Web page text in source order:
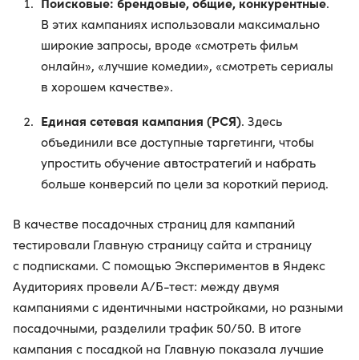
В этих кампаниях использовали максимально
широкие запросы, вроде «смотреть фильм
онлайн», «лучшие комедии», «смотреть сериалы
в хорошем качестве».
Единая сетевая кампания (РСЯ). Здесь
объединили все доступные таргетинги, чтобы
упростить обучение автостратегий и набрать
больше конверсий по цели за короткий период.
В качестве посадочных страниц для кампаний
тестировали Главную страницу сайта и страницу
с подписками. С помощью Экспериментов в Яндекс
Аудиториях провели А/Б-тест: между двумя
кампаниями с идентичными настройками, но разными
посадочными, разделили трафик 50/50. В итоге
кампания с посадкой на Главную показала лучшие